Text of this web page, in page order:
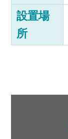
設置場
所